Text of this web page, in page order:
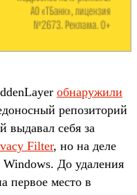
обнаружили
репозиторий
выдавал себя за
Filter, но на деле
Windows. До удаления
первое место в